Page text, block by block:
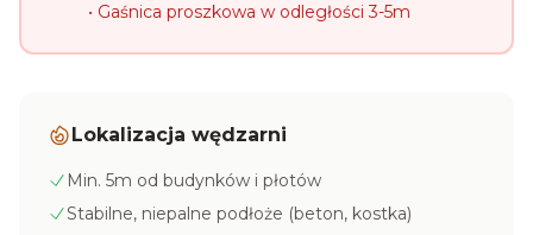
• Gaśnica proszkowa w odległości 3-5m
Lokalizacja wędzarni
Min. 5m od budynków i płotów
Stabilne, niepalne podłoże (beton, kostka)